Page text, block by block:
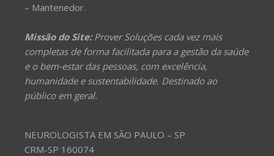
– Mantenedor.
Missão do Site:Prover Soluções cada vez mais
completas de forma facilitada para a gestão da saúde
e o bem-estar das pessoas, com excelência,
humanidade e sustentabilidade. Destinado ao
público em geral.
NEUROLOGISTA EM SÃO PAULO – SP
CRM-SP 160074